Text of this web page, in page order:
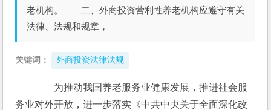
老机构。 二、外商投资营利性养老机构应遵守有关
法律、法规和规章，
关键词： 外商投资法律法规
为推动我国养老服务业健康发展，推进社会服
务业对外开放，进一步落实《中共中央关于全面深化改